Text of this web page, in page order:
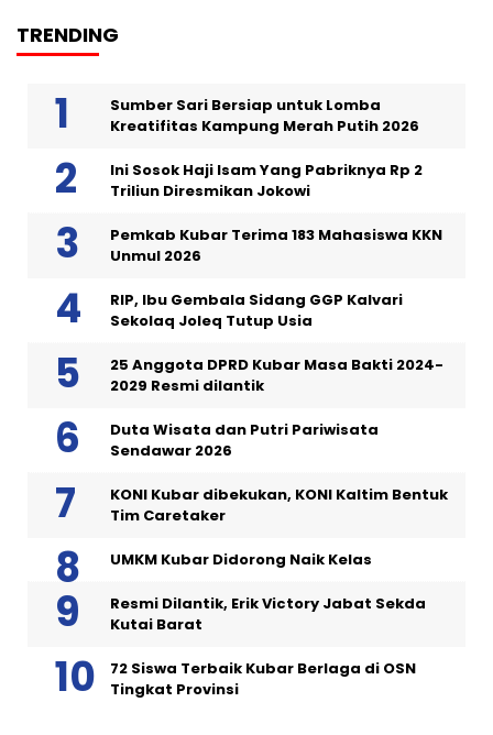
TRENDING
Sumber Sari Bersiap untuk Lomba
Kreatifitas Kampung Merah Putih 2026
Ini Sosok Haji Isam Yang Pabriknya Rp 2
Triliun Diresmikan Jokowi
Pemkab Kubar Terima 183 Mahasiswa KKN
Unmul 2026
RIP, Ibu Gembala Sidang GGP Kalvari
Sekolaq Joleq Tutup Usia
25 Anggota DPRD Kubar Masa Bakti 2024-
2029 Resmi dilantik
Duta Wisata dan Putri Pariwisata
Sendawar 2026
KONI Kubar dibekukan, KONI Kaltim Bentuk
Tim Caretaker
UMKM Kubar Didorong Naik Kelas
Resmi Dilantik, Erik Victory Jabat Sekda
Kutai Barat
72 Siswa Terbaik Kubar Berlaga di OSN
Tingkat Provinsi